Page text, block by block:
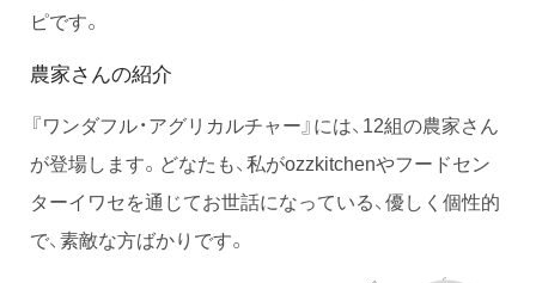
ピです。
農家さんの紹介
『ワンダフル・アグリカルチャー』には、12組の農家さん
が登場します。どなたも、私がozzkitchenやフードセン
ターイワセを通じてお世話になっている、優しく個性的
で、素敵な方ばかりです。